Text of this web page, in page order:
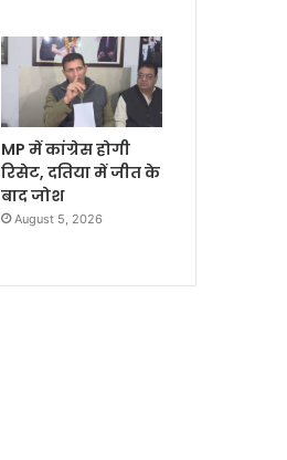
MP में कांग्रेस होगी
रिसेट, दतिया में जीत के
बाद जोश
August 5, 2026